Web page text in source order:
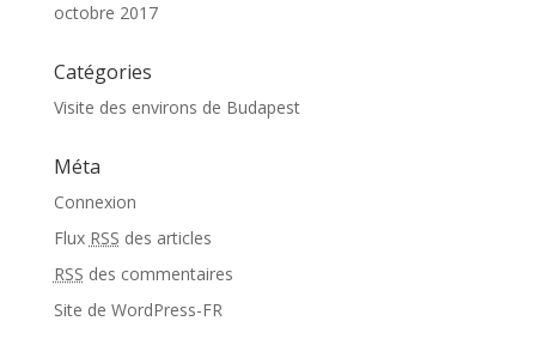
octobre 2017
Catégories
Visite des environs de Budapest
Méta
Connexion
Flux RSS des articles
RSS des commentaires
Site de WordPress-FR